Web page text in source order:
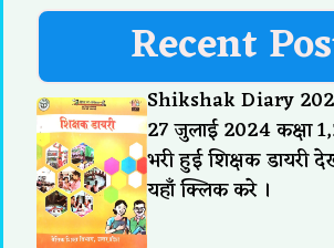
Recent
Shikshak Diary
27 जुलाई 2024 कक्षा
भरी हुई शिक्षक डायरी
यहाँ क्लिक करे ।